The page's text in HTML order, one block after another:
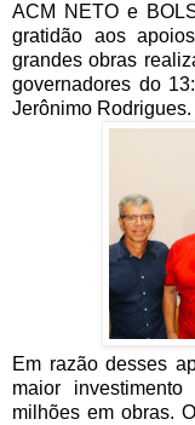
ACM NETO e
gratidão aos
grandes obras
governadores do
Jerônimo Rodrigues.
Em razão desses
maior
milhões em obras.